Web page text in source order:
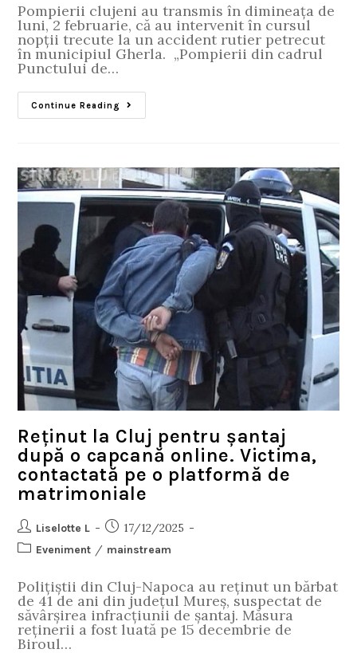
Pompierii clujeni au transmis în dimineața de
luni, 2 februarie, că au intervenit în cursul
nopții trecute la un accident rutier petrecut
în municipiul Gherla. „Pompierii din cadrul
Punctului de…
Continue Reading
Reținut la Cluj pentru șantaj
după o capcană online. Victima,
contactată pe o platformă de
matrimoniale
Liselotte L 17/12/2025
Eveniment / mainstream
Polițiștii din Cluj-Napoca au reținut un bărbat
de 41 de ani din județul Mureș, suspectat de
săvârșirea infracțiunii de șantaj. Măsura
reținerii a fost luată pe 15 decembrie de
Biroul…